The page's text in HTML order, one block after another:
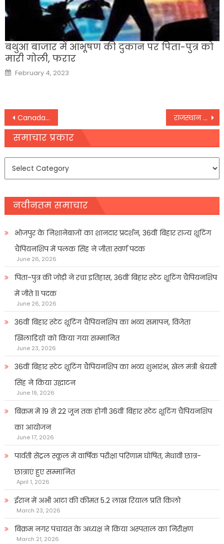
बथुआ बाजार में आभूषण की दुकान पर पिता-पुत्र को
मारी गोली, फरार
Posted
on
February 4, 2023
Post
navigation
Canada India Row: कौन है करीमा बलूच, जिसकी हत्या पर अब घिरे कनाडाई पीएम जस्टिन ट्रूडो – राजस्थान में पीएम मोदी का चुनावी शंखनाद, थोड़ी देर में जनसभा को करेंगे संबोधित
समाचार प्रकार
समाचार
नवीनतम समाचार
भोजपुर के निशानेबाजों का शानदार प्रदर्शन, 36वीं बिहार राज्य शूटिंग
चैंपियनशिप में पलक सिंह ने जीता स्वर्ण पदक
June 26, 2026
पिता-पुत्र की जोड़ी ने रचा इतिहास, 36वीं बिहार स्टेट शूटिंग चैंपियनशिप
में जीते 11 पदक
June 26, 2026
36वीं बिहार स्टेट शूटिंग चैंपियनशिप का भव्य समापन, विजेता
खिलाडिय़ों को किया गया सम्मानित
June 23, 2026
36वीं बिहार स्टेट शूटिंग चैंपियनशिप का भव्य शुभारंभ, खेल मंत्री श्रेयसी
सिंह ने किया उद्घाटन
June 19, 2026
बिक्रम में 19 से 22 जून तक होगी 36वीं बिहार स्टेट शूटिंग चैंपियनशिप
का आयोजन
June 17, 2026
पार्वती सेंट्रल स्कूल में वार्षिक परीक्षा परिणाम घोषित, मेधावी छात्र-
छात्राएं हुए सम्मानित
April 1, 2026
ईरान में अभी आटा की कीमत 5.2 लाख रियाल प्रति किलो
March 23, 2026
बिक्रम नगर पंचायत के अध्यक्ष ने किया अस्पताल का निरीक्षण
March 21, 2026